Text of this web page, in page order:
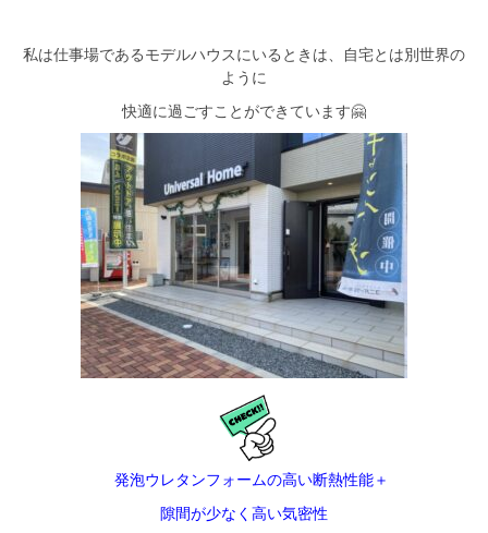
私は仕事場であるモデルハウスにいるときは、自宅とは別世界の
ように
快適に過ごすことができています🤗
発泡ウレタンフォームの高い断熱性能＋
隙間が少なく高い気密性